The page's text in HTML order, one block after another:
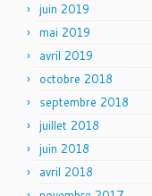
juin 2019
mai 2019
avril 2019
octobre 2018
septembre 2018
juillet 2018
juin 2018
avril 2018